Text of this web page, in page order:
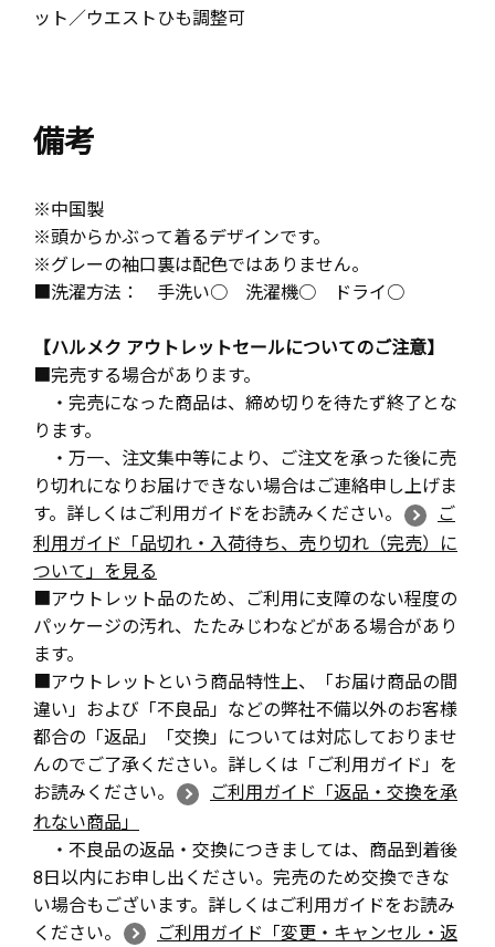
ット／ウエストひも調整可
備考
※中国製
※頭からかぶって着るデザインです。
※グレーの袖口裏は配色ではありません。
■洗濯方法： 手洗い○ 洗濯機○ ドライ○
【ハルメク アウトレットセールについてのご注意】
■完売する場合があります。
・完売になった商品は、締め切りを待たず終了とな
ります。
・万一、注文集中等により、ご注文を承った後に売
り切れになりお届けできない場合はご連絡申し上げま
す。詳しくはご利用ガイドをお読みください。
ご
利用ガイド「品切れ・入荷待ち、売り切れ（完売）に
ついて」を見る
■アウトレット品のため、ご利用に支障のない程度の
パッケージの汚れ、たたみじわなどがある場合があり
ます。
■アウトレットという商品特性上、「お届け商品の間
違い」および「不良品」などの弊社不備以外のお客様
都合の「返品」「交換」については対応しておりませ
んのでご了承ください。詳しくは「ご利用ガイド」を
お読みください。
ご利用ガイド「返品・交換を承
れない商品」
・不良品の返品・交換につきましては、商品到着後
8日以内にお申し出ください。完売のため交換できな
い場合もございます。詳しくはご利用ガイドをお読み
ください。
ご利用ガイド「変更・キャンセル・返